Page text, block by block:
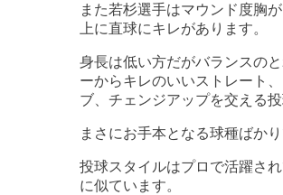
また若杉選手はマウンド度胸
上に直球にキレがあります。
身長は低い方だがバランスの
ーからキレのいいストレート
ブ、チェンジアップを交える
まさにお手本となる球種ばかり
投球スタイルはプロで活躍さ
に似ています。